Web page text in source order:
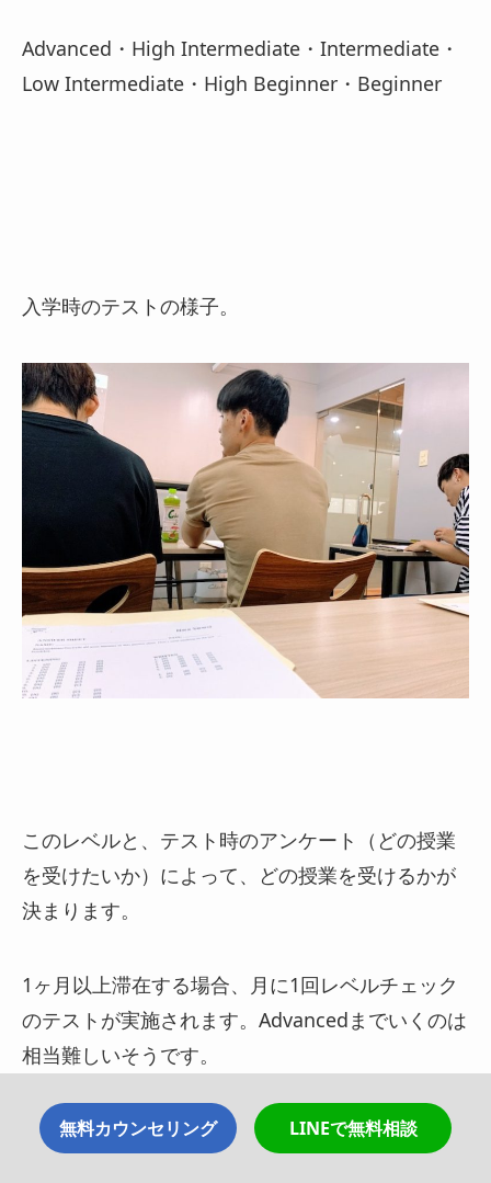
Advanced・High Intermediate・Intermediate・
Low Intermediate・High Beginner・Beginner
入学時のテストの様子。
このレベルと、テスト時のアンケート（どの授業
を受けたいか）によって、どの授業を受けるかが
決まります。
1ヶ月以上滞在する場合、月に1回レベルチェック
のテストが実施されます。Advancedまでいくのは
相当難しいそうです。
無料カウンセリング LINEで無料相談